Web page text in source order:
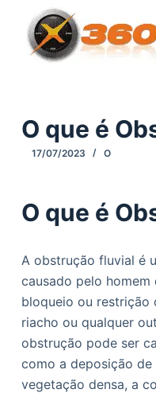
p
o
n
e
ú
d
o
O que é
17/07/2023 O
O que é
A obstrução fluvial é
causado pelo
bloqueio ou restrição
riacho ou qualquer
obstrução pode ser
como a deposição de
vegetação densa, a